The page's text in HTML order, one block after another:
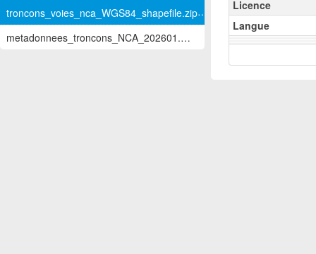
Licence
Langue
troncons_voies_nca_WGS84_shapefile.zip
metadonnees_troncons_NCA_202601.pdf